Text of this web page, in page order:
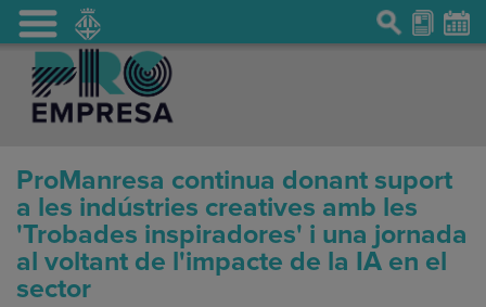
ProManresa continua donant suport
a les indústries creatives amb les
'Trobades inspiradores' i una jornada
al voltant de l'impacte de la IA en el
sector